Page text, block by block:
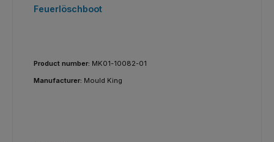
Feuerlöschboot
Product number: MK01-10082-01
Manufacturer: Mould King